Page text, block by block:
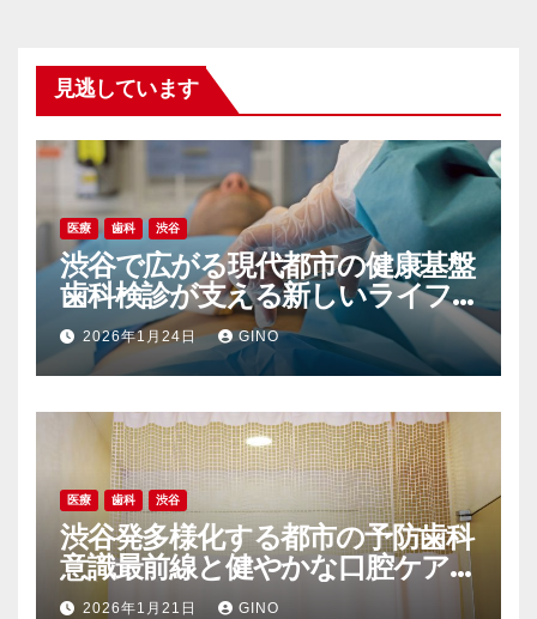
見逃しています
医療 歯科 渋谷
渋谷で広がる現代都市の健康基盤
歯科検診が支える新しいライフ
スタイル
2026年1月24日 GINO
医療 歯科 渋谷
渋谷発多様化する都市の予防歯科
意識最前線と健やかな口腔ケア
の新常識
2026年1月21日 GINO